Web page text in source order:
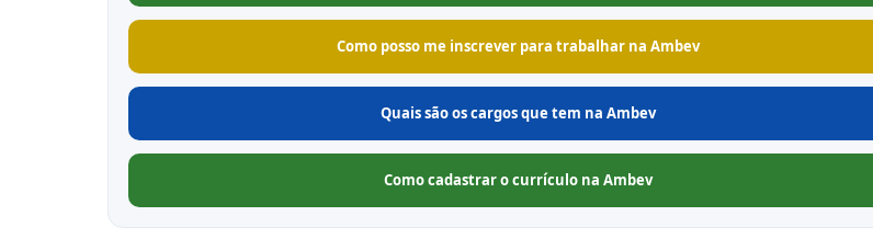
Como posso me inscrever para trabalhar na Ambev
Quais são os cargos que tem na Ambev
Como cadastrar o currículo na Ambev